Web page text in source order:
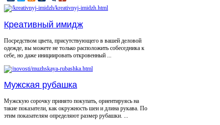
Креативный имидж
Посредством цвета, присутствующего в вашей деловой
одежде, вы можете не только расположить собеседника к
себе, но даже инициировать откровенный ...
Мужская рубашка
Мужскую сорочку принято покупать, ориентируясь на
такие показатели, как окружность шеи и длина рукава. По
этим показателям определяют размер рубашки. ...